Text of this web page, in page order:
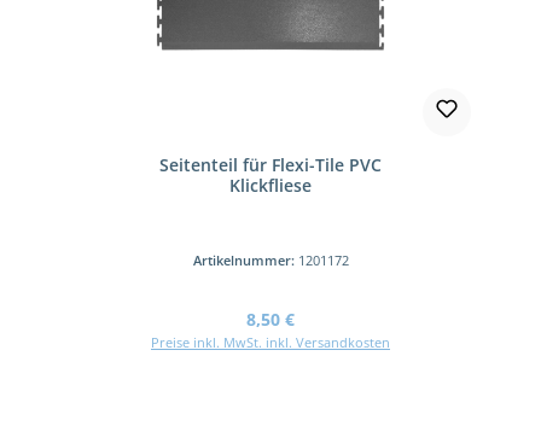
Seitenteil für Flexi-Tile PVC
Klickfliese
Artikelnummer: 1201172
Regulärer Preis:
8,50 €
Preise inkl. MwSt. inkl. Versandkosten